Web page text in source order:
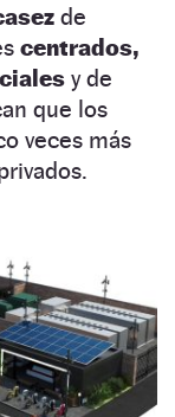
de
centrados,
y de
que los
veces más